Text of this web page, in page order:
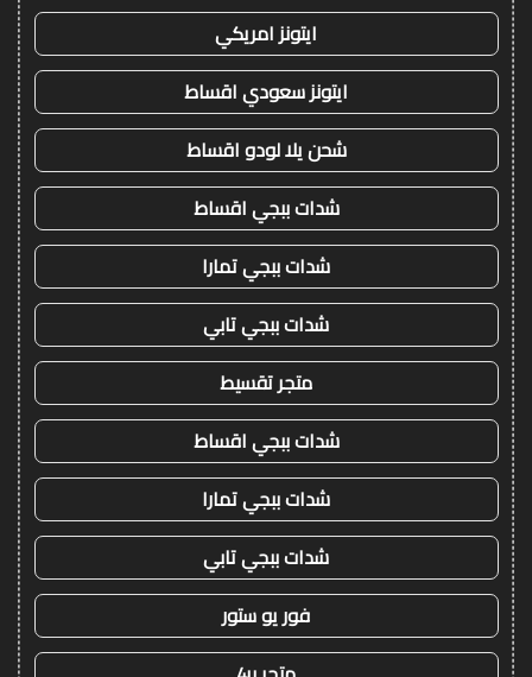
ايتونز امريكي
ايتونز سعودي اقساط
شحن يلا لودو اقساط
شدات ببجي اقساط
شدات ببجي تمارا
شدات ببجي تابي
متجر تقسيط
شدات ببجي اقساط
شدات ببجي تمارا
شدات ببجي تابي
فور يو ستور